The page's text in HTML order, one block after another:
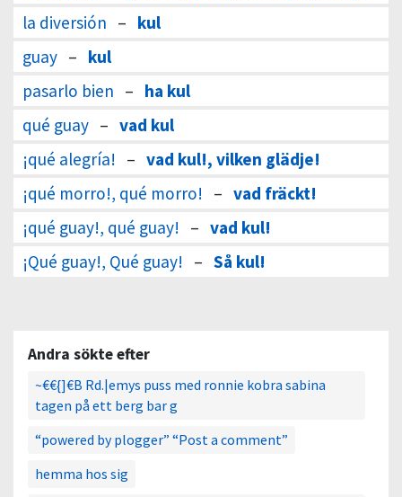
la diversión – kul
guay – kul
pasarlo bien – ha kul
qué guay – vad kul
¡qué alegría! – vad kul!, vilken glädje!
¡qué morro!, qué morro! – vad fräckt!
¡qué guay!, qué guay! – vad kul!
¡Qué guay!, Qué guay! – Så kul!
Andra sökte efter
~€€{]€B Rd.|emys puss med ronnie kobra sabina
tagen på ett berg bar g
“powered by plogger” “Post a comment”
hemma hos sig